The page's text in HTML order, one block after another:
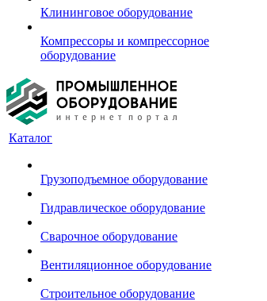
Клининговое оборудование
Компрессоры и компрессорное
оборудование
Каталог
Грузоподъемное оборудование
Гидравлическое оборудование
Сварочное оборудование
Вентиляционное оборудование
Строительное оборудование